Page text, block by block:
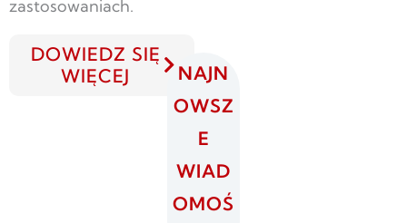
zastosowaniach.
DOWIEDZ SIĘ
WIĘCEJ
NAJN
OWSZ
E
WIAD
OMOŚ